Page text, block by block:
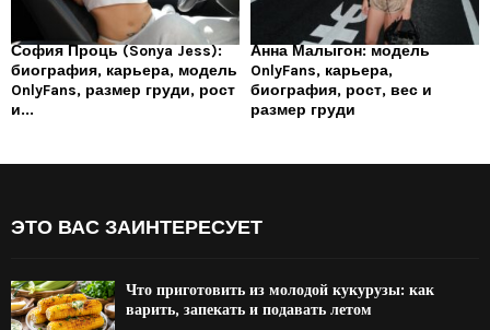
София Проць (Sonya Jess):
биография, карьера, модель
OnlyFans, размер груди, рост
и...
Анна Малыгон: модель
OnlyFans, карьера,
биография, рост, вес и
размер груди
ЭТО ВАС ЗАИНТЕРЕСУЕТ
Что приготовить из молодой кукурузы: как
варить, запекать и подавать летом